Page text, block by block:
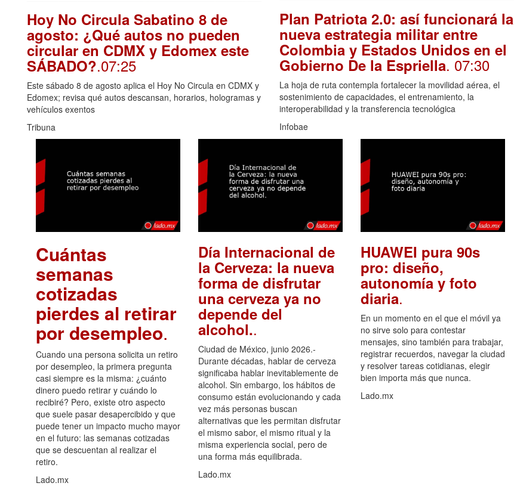
Hoy No Circula Sabatino 8 de
agosto: ¿Qué autos no pueden
circular en CDMX y Edomex este
SÁBADO?.07:25
Este sábado 8 de agosto aplica el Hoy No Circula en CDMX y
Edomex; revisa qué autos descansan, horarios, hologramas y
vehículos exentos
Tribuna
Plan Patriota 2.0: así funcionará la
nueva estrategia militar entre
Colombia y Estados Unidos en el
Gobierno De la Espriella. 07:30
La hoja de ruta contempla fortalecer la movilidad aérea, el
sostenimiento de capacidades, el entrenamiento, la
interoperabilidad y la transferencia tecnológica
Infobae
Cuántas
semanas
cotizadas
pierdes al retirar
por desempleo.
Cuando una persona solicita un retiro
por desempleo, la primera pregunta
casi siempre es la misma: ¿cuánto
dinero puedo retirar y cuándo lo
recibiré? Pero, existe otro aspecto
que suele pasar desapercibido y que
puede tener un impacto mucho mayor
en el futuro: las semanas cotizadas
que se descuentan al realizar el
retiro.
Lado.mx
Día Internacional de
la Cerveza: la nueva
forma de disfrutar
una cerveza ya no
depende del
alcohol..
Ciudad de México, junio 2026.-
Durante décadas, hablar de cerveza
significaba hablar inevitablemente de
alcohol. Sin embargo, los hábitos de
consumo están evolucionando y cada
vez más personas buscan
alternativas que les permitan disfrutar
el mismo sabor, el mismo ritual y la
misma experiencia social, pero de
una forma más equilibrada.
Lado.mx
HUAWEI pura 90s
pro: diseño,
autonomía y foto
diaria.
En un momento en el que el móvil ya
no sirve solo para contestar
mensajes, sino también para trabajar,
registrar recuerdos, navegar la ciudad
y resolver tareas cotidianas, elegir
bien importa más que nunca.
Lado.mx